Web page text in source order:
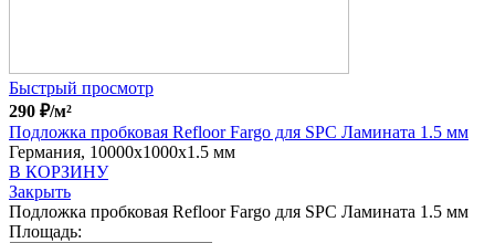
Быстрый просмотр
290 ₽/м²
Подложка пробковая Refloor Fargo для SPC Ламината 1.5 мм
Германия, 10000x1000x1.5 мм
В КОРЗИНУ
Закрыть
Подложка пробковая Refloor Fargo для SPC Ламината 1.5 мм
Площадь: